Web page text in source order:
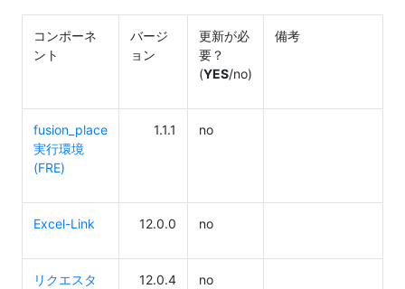
コンポーネ
ント
バージ
ョン
更新が必
要？
(YES/no)
備考
fusion_place
実行環境
(FRE)
1.1.1 no
Excel-Link 12.0.0 no
リクエスタ 12.0.4 no